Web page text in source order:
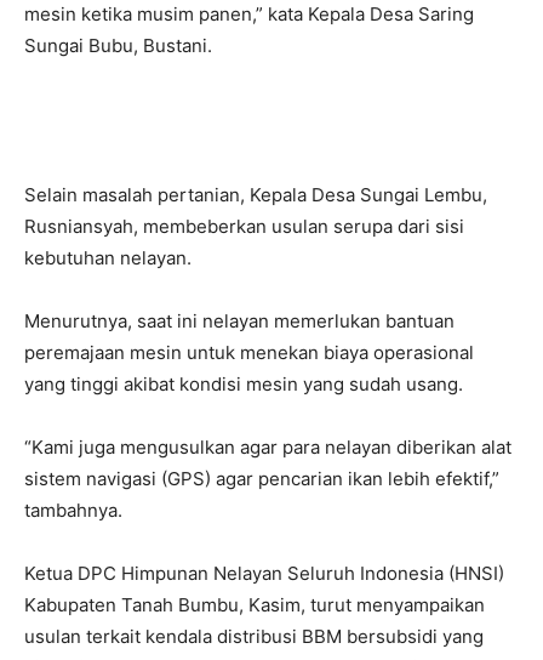
mesin ketika musim panen,” kata Kepala Desa Saring
Sungai Bubu, Bustani.
Selain masalah pertanian, Kepala Desa Sungai Lembu,
Rusniansyah, membeberkan usulan serupa dari sisi
kebutuhan nelayan.
Menurutnya, saat ini nelayan memerlukan bantuan
peremajaan mesin untuk menekan biaya operasional
yang tinggi akibat kondisi mesin yang sudah usang.
“Kami juga mengusulkan agar para nelayan diberikan alat
sistem navigasi (GPS) agar pencarian ikan lebih efektif,”
tambahnya.
Ketua DPC Himpunan Nelayan Seluruh Indonesia (HNSI)
Kabupaten Tanah Bumbu, Kasim, turut menyampaikan
usulan terkait kendala distribusi BBM bersubsidi yang